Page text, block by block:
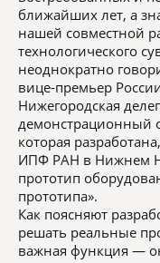
ближайших лет, а
нашей совместной
технологического
неоднократно
вице-премьер
Нижегородская
демонстрационный
которая
ИПФ РАН в Нижнем
прототип
прототипа».
Как поясняют
решать реальные
важная функция —